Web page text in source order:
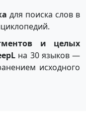
для поиска слов в
и целых
на 30 языков —
исходного